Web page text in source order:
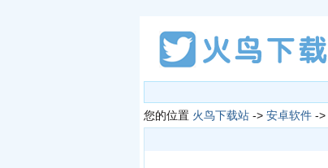
您的位置 火鸟下载站 -> 安卓软件 ->